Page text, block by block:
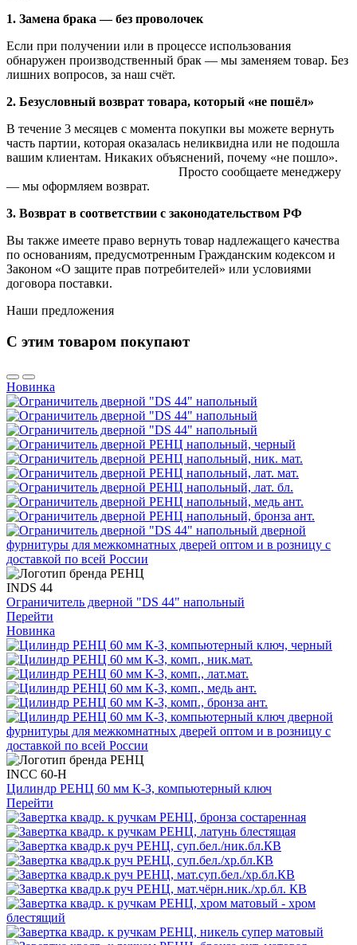
1. Замена брака — без проволочек
Если при получении или в процессе использования
обнаружен производственный брак — мы заменяем товар. Без
лишних вопросов, за наш счёт.
2. Безусловный возврат товара, который «не пошёл»
В течение 3 месяцев с момента покупки вы можете вернуть
часть партии, которая оказалась неликвидна или не подошла
вашим клиентам. Никаких объяснений, почему «не пошло».
Просто сообщаете менеджеру
— мы оформляем возврат.
3. Возврат в соответствии с законодательством РФ
Вы также имеете право вернуть товар надлежащего качества
по основаниям, предусмотренным Гражданским кодексом и
Законом «О защите прав потребителей» или условиями
договора поставки.
Наши предложения
С этим товаром покупают
Новинка
INDS 44
Ограничитель дверной "DS 44" напольный
Перейти
Новинка
INCC 60-H
Цилиндр РЕНЦ 60 мм К-З, компьютерный ключ
Перейти